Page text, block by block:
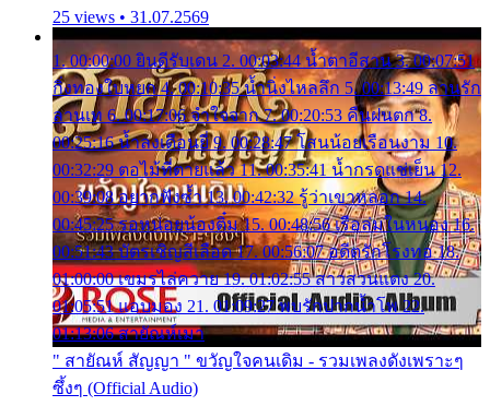
25 views • 31.07.2569
1. 00:00:00 ยินดีรับเดน 2. 00:03:44 น้ำตาอีสาน 3. 00:07:51
กิ่งทองใบหยก 4. 00:10:35 น้ำนิ่งไหลลึก 5. 00:13:49 ลานรัก
ลานเท 6. 00:17:06 จำใจจาก 7. 00:20:53 คืนฝนตก 8.
00:25:16 น้ำลงเดือนยี่ 9. 00:28:47 โสนน้อยเรือนงาม 10.
00:32:29 ตอไม้ที่ตายแล้ว 11. 00:35:41 น้ำกรดแช่เย็น 12.
00:39:08 อยากฟังซ้ำ 13. 00:42:32 รู้ว่าเขาหลอก 14.
00:45:25 รอหน่อยน้องติ๋ม 15. 00:48:56 เรือล่มในหนอง 16.
00:51:43 บัตรเชิญสีเลือด 17. 00:56:07 อดีตรักโรงทอ 18.
01:00:00 เขมรไล่ควาย 19. 01:02:55 สาวสวนแตง 20.
01:05:51 แอบมอง 21. 01:09:27 พบรักปากน้ำโพ 22.
01:13:06 สายัณห์เมา
" สายัณห์ สัญญา " ขวัญใจคนเดิม - รวมเพลงดังเพราะๆ
ซึ้งๆ (Official Audio)